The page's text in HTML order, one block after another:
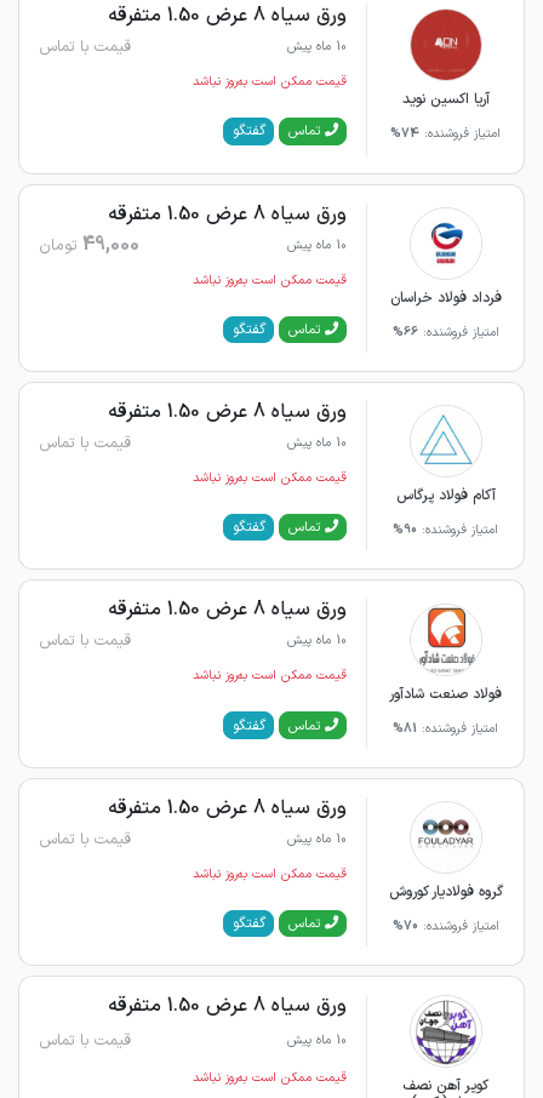
آریا اکسین نوید
امتیاز فروشنده: 74%
ورق سیاه 8 عرض 1.50 متفرقه
10 ماه پیش قیمت با تماس
قیمت ممکن است به‌روز نباشد
تماس گفتگو
فرداد فولاد خراسان
امتیاز فروشنده:66%
ورق سیاه 8 عرض 1.50 متفرقه
10 ماه پیش 49,000 تومان
قیمت ممکن است به‌روز نباشد
تماس گفتگو
آکام فولاد پرگاس
امتیاز فروشنده: 90%
ورق سیاه 8 عرض 1.50 متفرقه
10 ماه پیش قیمت با تماس
قیمت ممکن است به‌روز نباشد
تماس گفتگو
فولاد صنعت شادآور
امتیاز فروشنده: 81%
ورق سیاه 8 عرض 1.50 متفرقه
10 ماه پیش قیمت با تماس
قیمت ممکن است به‌روز نباشد
تماس گفتگو
گروه فولادیار کوروش
امتیاز فروشنده: 70%
ورق سیاه 8 عرض 1.50 متفرقه
10 ماه پیش قیمت با تماس
قیمت ممکن است به‌روز نباشد
تماس گفتگو
کویر آهن نصف
ورق سیاه 8 عرض 1.50 متفرقه
10 ماه پیش قیمت با تماس
قیمت ممکن است به‌روز نباشد